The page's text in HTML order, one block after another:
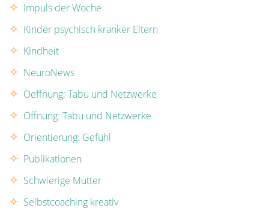
Impuls der Woche
Kinder psychisch kranker Eltern
Kindheit
NeuroNews
Oeffnung: Tabu und Netzwerke
Öffnung: Tabu und Netzwerke
Orientierung: Gefühl
Publikationen
Schwierige Mutter
Selbstcoaching kreativ